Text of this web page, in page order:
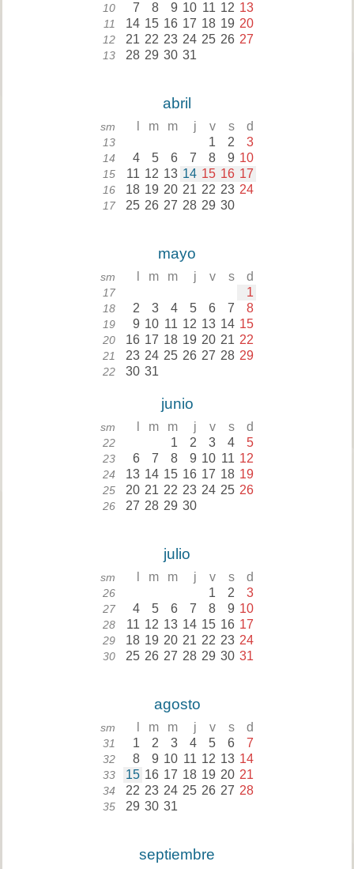
10 7 8 9 10 11 12 13
11 14 15 16 17 18 19 20
12 21 22 23 24 25 26 27
13 28 29 30 31
abril
sm m m j v s d
13 1 2 3
14 4 5 6 7 8 9 10
15 11 12 13 14 15 16 17
16 18 19 20 21 22 23 24
17 25 26 27 28 29 30
mayo
sm m m j v s d
17 1
18 2 3 4 5 6 7 8
19 9 10 11 12 13 14 15
20 16 17 18 19 20 21 22
21 23 24 25 26 27 28 29
22 30 31
junio
sm m m j v s d
22 1 2 3 4 5
23 6 7 8 9 10 11 12
24 13 14 15 16 17 18 19
25 20 21 22 23 24 25 26
26 27 28 29 30
julio
sm m m j v s d
26 1 2 3
27 4 5 6 7 8 9 10
28 11 12 13 14 15 16 17
29 18 19 20 21 22 23 24
30 25 26 27 28 29 30 31
agosto
sm m m j v s d
31 1 2 3 4 5 6 7
32 8 9 10 11 12 13 14
33 15 16 17 18 19 20 21
34 22 23 24 25 26 27 28
35 29 30 31
septiembre